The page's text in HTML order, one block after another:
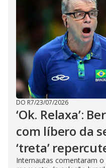
DO R7/23/07/2026
‘Ok. Relaxa’:
com líbero da
‘treta’
Internautas comentaram